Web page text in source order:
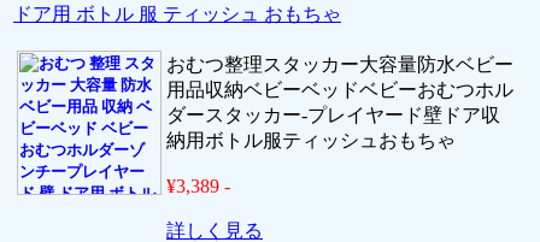
ドア用 ボトル 服 ティッシュ おもちゃ
おむつ整理スタッカー大容量防水ベビー
用品収納ベビーベッドベビーおむつホル
ダースタッカー-プレイヤード壁ドア収
納用ボトル服ティッシュおもちゃ
¥3,389 -
詳しく見る